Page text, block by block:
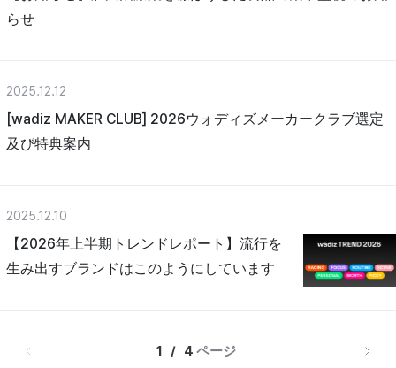
らせ
2025.12.12
[wadiz MAKER CLUB] 2026ウォディズメーカークラブ選定
及び特典案内
2025.12.10
【2026年上半期トレンドレポート】流行を
生み出すブランドはこのようにしています
1   /   4 ページ